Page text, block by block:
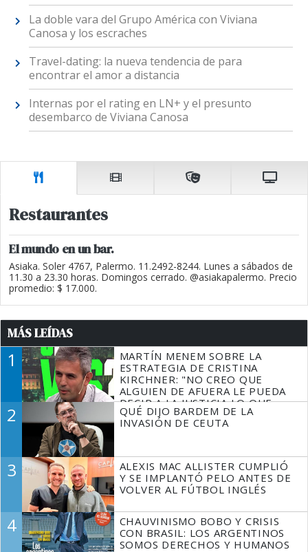
La doble vara del Grupo América con Viviana
Canosa y los escraches
Travel-dating: la nueva tendencia de para
encontrar el amor a distancia
Internas por el rating en LN+ y el presunto
desembarco de Viviana Canosa
Restaurantes
El mundo en un bar.
Asiaka. Soler 4767, Palermo. 11.2492-8244. Lunes a sábados de
11.30 a 23.30 horas. Domingos cerrado. @asiakapalermo. Precio
promedio: $ 17.000.
MÁS LEÍDAS
1
MARTÍN MENEM SOBRE LA
ESTRATEGIA DE CRISTINA
KIRCHNER: "NO CREO QUE
ALGUIEN DE AFUERA LE PUEDA
DECIR A LA JUSTICIA LO QUE
TIENE QUE HACER"
2
QUÉ DIJO BARDEM DE LA
INVASIÓN DE CEUTA
3
ALEXIS MAC ALLISTER CUMPLIÓ
Y SE IMPLANTÓ PELO ANTES DE
VOLVER AL FÚTBOL INGLÉS
4
CHAUVINISMO BOBO Y CRISIS
CON BRASIL: LOS ARGENTINOS
SOMOS DERECHOS Y HUMANOS